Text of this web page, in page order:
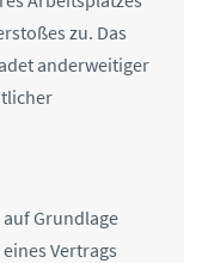
zu. Das
anderweitiger
auf Grundlage
Vertrags